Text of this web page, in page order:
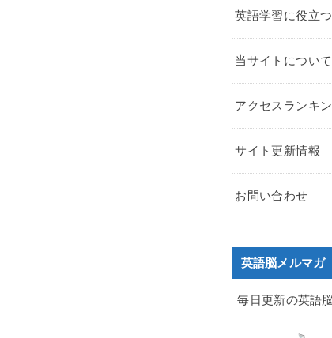
英語学習に役立
当サイトについて
アクセスランキ
サイト更新情報
お問い合わせ
英語脳メルマガ
毎日更新の英語